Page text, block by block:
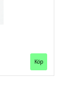
Köp